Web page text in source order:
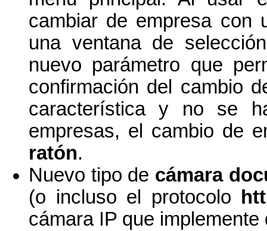
cambiar de empresa con
una ventana de
nuevo parámetro que
confirmación del cambio
característica y no se
empresas, el cambio de
ratón.
Nuevo tipo de cámara
(o incluso el protocolo
cámara IP que